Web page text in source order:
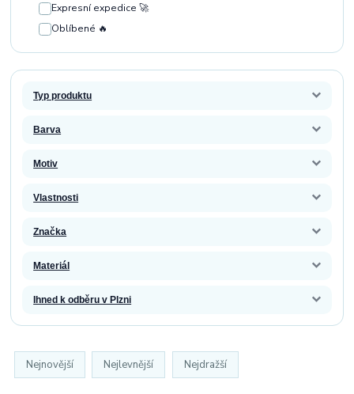
Expresní expedice 🚀
Oblíbené 🔥
Typ produktu
Barva
Motiv
Vlastnosti
Značka
Materiál
Ihned k odběru v Plzni
Nejnovější Nejlevnější Nejdražší